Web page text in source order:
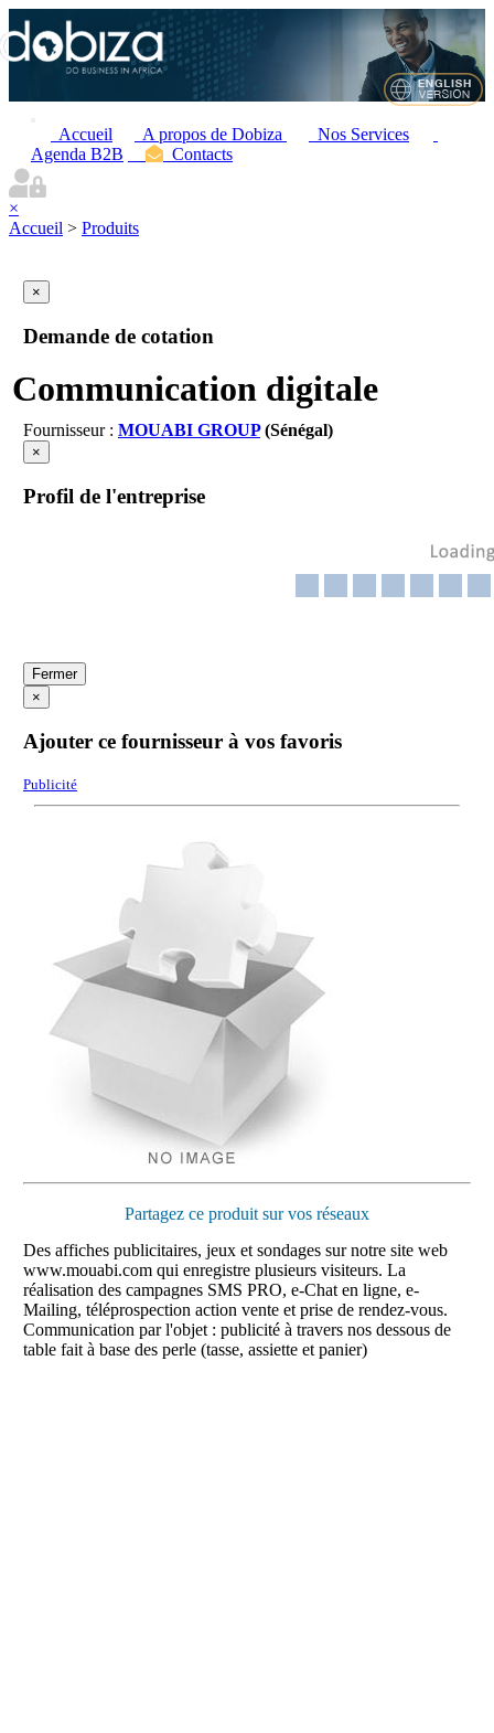
Accueil A propos de Dobiza
Nos Services
Agenda B2B
Contacts
×
Accueil > Produits
×
Demande de cotation
Communication digitale
Fournisseur : MOUABI GROUP(Sénégal)
×
Profil de l'entreprise
Fermer
×
Ajouter ce fournisseur à vos favoris
Publicité
Partagez ce produit sur vos réseaux
Des affiches publicitaires, jeux et sondages sur notre site web
www.mouabi.com qui enregistre plusieurs visiteurs. La
réalisation des campagnes SMS PRO, e-Chat en ligne, e-
Mailing, téléprospection action vente et prise de rendez-vous.
Communication par l'objet : publicité à travers nos dessous de
table fait à base des perle (tasse, assiette et panier)